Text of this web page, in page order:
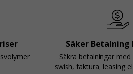
Säker Betalning
Säkra betalningar
swish, faktura, leasing